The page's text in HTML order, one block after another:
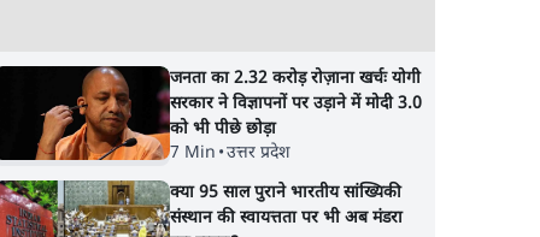
जनता का 2.32 करोड़ रोज़ाना खर्चः योगी
सरकार ने विज्ञापनों पर उड़ाने में मोदी 3.0
को भी पीछे छोड़ा
7 Min •उत्तर प्रदेश
क्या 95 साल पुराने भारतीय सांख्यिकी
संस्थान की स्वायत्तता पर भी अब मंडरा